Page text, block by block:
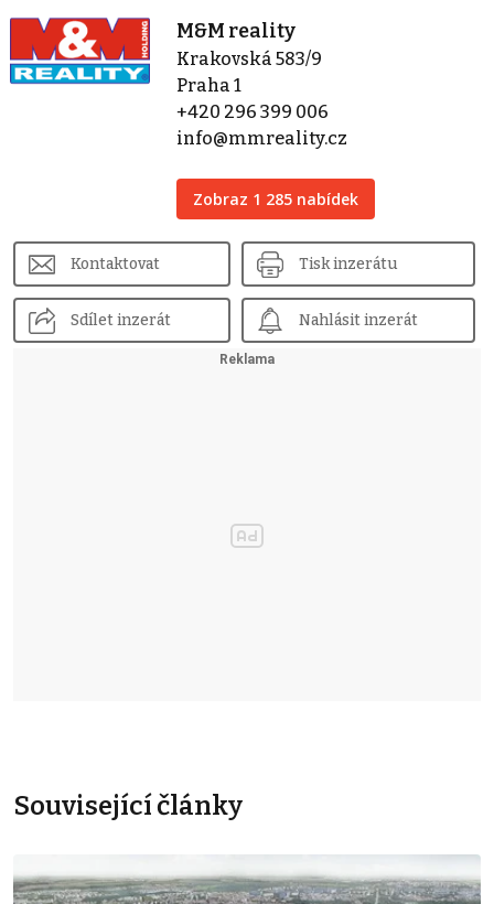
M&M reality
Krakovská 583/9
Praha 1
+420 296 399 006
info@mmreality.cz
Zobraz 1 285 nabídek
Kontaktovat Tisk inzerátu
Sdílet inzerát Nahlásit inzerát
Související články